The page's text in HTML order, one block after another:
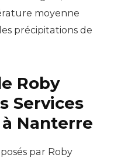
moyenne
précipitations de
Roby
Services
Nanterre
par Roby